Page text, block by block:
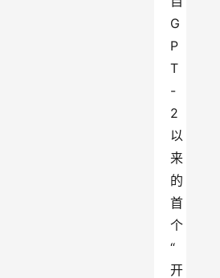
G
P
T
-
2
以
来
的
首
个
“
开